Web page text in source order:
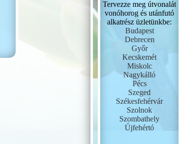
Tervezze meg útvonalát
vonóhorog és utánfutó
alkatrész üzletünkbe:
Budapest
Debrecen
Győr
Kecskemét
Miskolc
Nagykálló
Pécs
Szeged
Székesfehérvár
Szolnok
Szombathely
Újfehértó